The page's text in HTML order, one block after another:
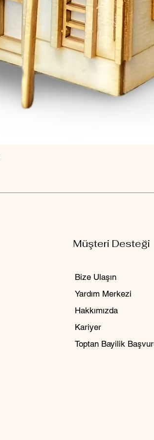
Müşteri Desteği
Bize Ulaşın
Yardım Merkezi
Hakkımızda
Kariyer
Toptan Bayilik